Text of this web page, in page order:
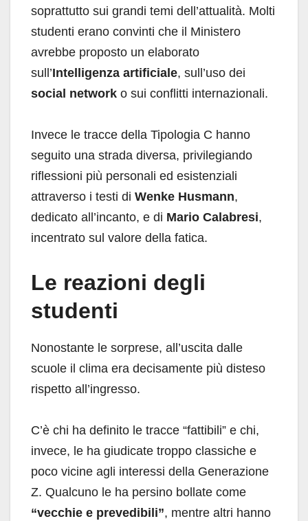
soprattutto sui grandi temi dell’attualità. Molti
studenti erano convinti che il Ministero
avrebbe proposto un elaborato
sull’Intelligenza artificiale, sull’uso dei
social network o sui conflitti internazionali.
Invece le tracce della Tipologia C hanno
seguito una strada diversa, privilegiando
riflessioni più personali ed esistenziali
attraverso i testi di Wenke Husmann,
dedicato all’incanto, e di Mario Calabresi,
incentrato sul valore della fatica.
Le reazioni degli
studenti
Nonostante le sorprese, all’uscita dalle
scuole il clima era decisamente più disteso
rispetto all’ingresso.
C’è chi ha definito le tracce “fattibili” e chi,
invece, le ha giudicate troppo classiche e
poco vicine agli interessi della Generazione
Z. Qualcuno le ha persino bollate come
“vecchie e prevedibili”, mentre altri hanno